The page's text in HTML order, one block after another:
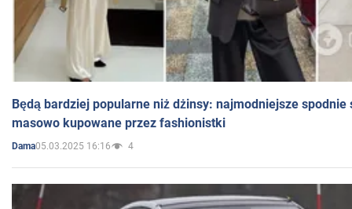
Będą bardziej popularne niż dżinsy: najmodniejsze spodnie
masowo kupowane przez fashionistki
Dama05.03.2025 16:16 4